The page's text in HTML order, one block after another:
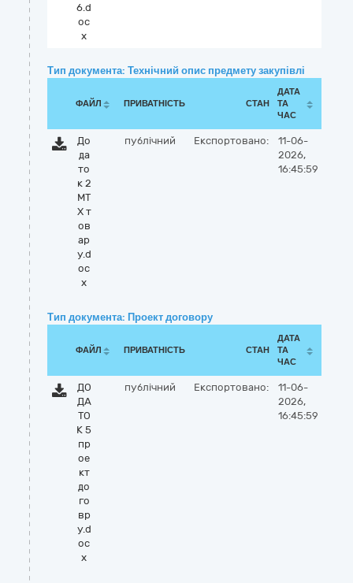
6.d
oc
x
Тип документа: Технічний опис предмету закупівлі
ФАЙЛ ПРИВАТНІСТЬ СТАН
ДАТА
ТА
ЧАС
До
да
то
к 2
МТ
Х т
ов
ар
у.d
oc
x
публічний Експортовано:
11-06-
2026,
16:45:59
Тип документа: Проект договору
ФАЙЛ ПРИВАТНІСТЬ СТАН
ДАТА
ТА
ЧАС
ДО
ДА
ТО
К 5
пр
ое
кт
до
го
вр
у.d
oc
x
публічний Експортовано:
11-06-
2026,
16:45:59